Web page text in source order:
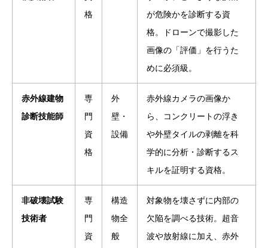
格
が危険かを診断する資
格。ドローンで撮影した
画像の「評価」を行うた
めに必須級。
赤外線建物
診断技能師
専
門
資
格
外
壁・
設備
赤外線カメラの画像か
ら、コンクリートの浮き
や外壁タイルの剥離を科
学的に分析・診断するス
キルを証明する資格。
非破壊試験
技術者
専
門
資
構造
物全
般
対象物を壊さずに内部の
欠陥を調べる技術。超音
波や放射線に加え、赤外